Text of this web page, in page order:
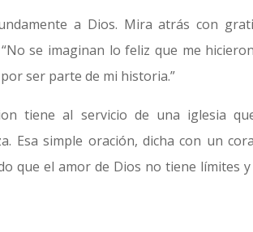
a Dios. Mira atrás con
se imaginan lo feliz que me
ser parte de mi historia.”
tiene al servicio de una iglesia
Esa simple oración, dicha con un
que el amor de Dios no tiene límites